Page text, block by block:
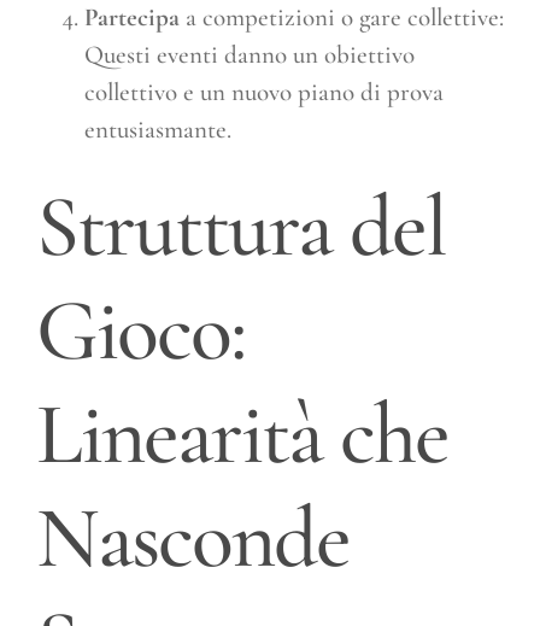
Partecipa a competizioni o gare collettive:
Questi eventi danno un obiettivo
collettivo e un nuovo piano di prova
entusiasmante.
Struttura del
Gioco:
Linearità che
Nasconde